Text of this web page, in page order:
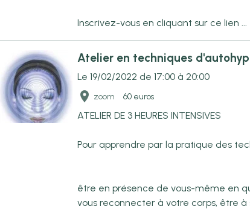
Inscrivez-vous en cliquant sur ce lien ...
Atelier en techniques
Le 19/02/2022 de 17:00 à 20:00
zoom 60 euros
ATELIER DE 3 HEURES INTENSIVES
Pour apprendre par la pratique des
être en présence de vous-même en
vous reconnecter à votre corps, être à